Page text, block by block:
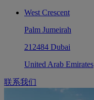
West Crescent
Palm Jumeirah
212484 Dubai
United Arab Emirates
联系我们